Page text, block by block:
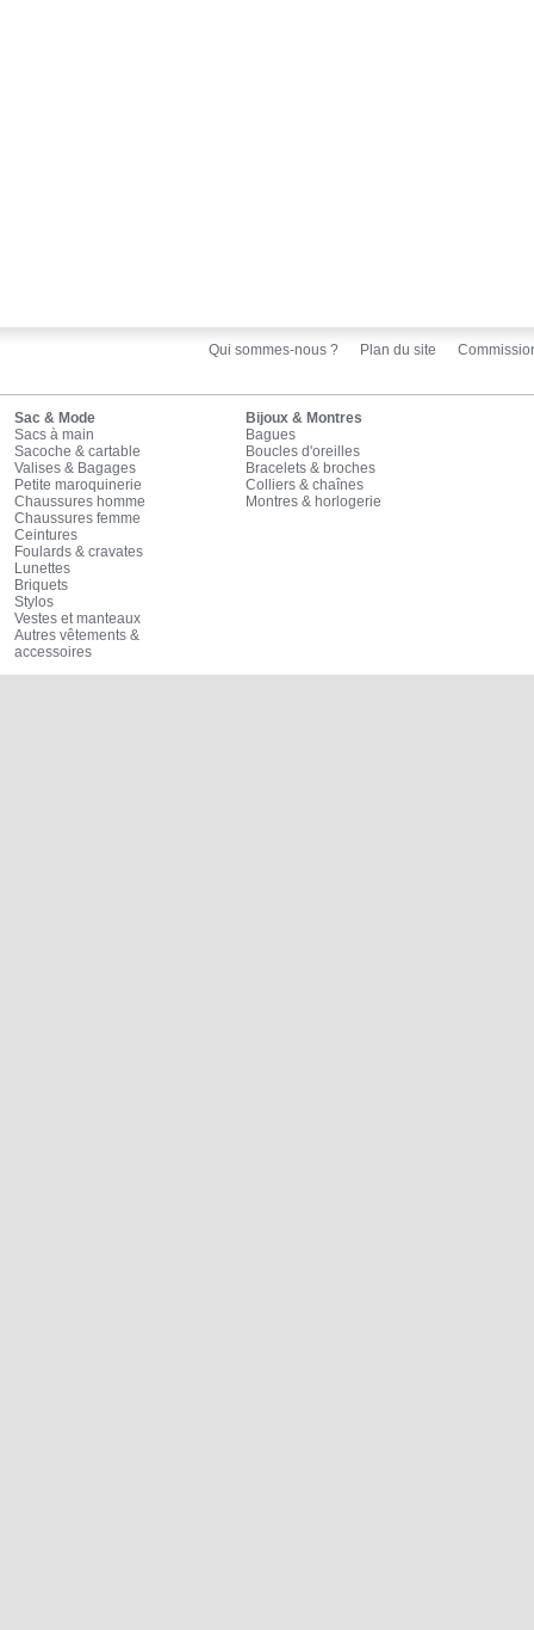
Qui sommes-nous ? Plan du site
Sac & Mode
Sacs à main
Sacoche & cartable
Valises & Bagages
Petite maroquinerie
Chaussures homme
Chaussures femme
Ceintures
Foulards & cravates
Lunettes
Briquets
Stylos
Vestes et manteaux
Autres vêtements &
accessoires
Bijoux & Montres
Bagues
Boucles d'oreilles
Bracelets & broches
Colliers & chaînes
Montres & horlogerie